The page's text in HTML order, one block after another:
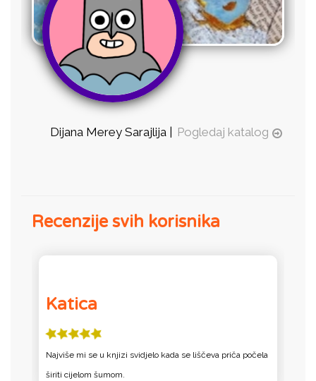
Dijana Merey Sarajlija | Pogledaj katalog
Recenzije svih korisnika
Katica
Najviše mi se u knjizi svidjelo kada se liščeva priča počela
širiti cijelom šumom.